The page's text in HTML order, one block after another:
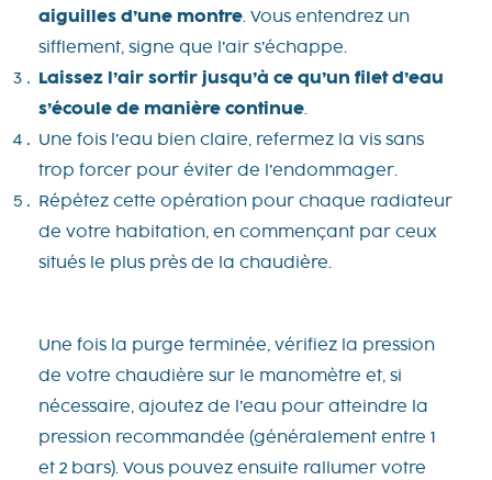
aiguilles d’une montre. Vous entendrez un
sifflement, signe que l’air s’échappe.
Laissez l’air sortir jusqu’à ce qu’un filet d’eau
s’écoule de manière continue.
Une fois l’eau bien claire, refermez la vis sans
trop forcer pour éviter de l’endommager.
Répétez cette opération pour chaque radiateur
de votre habitation, en commençant par ceux
situés le plus près de la chaudière.
Une fois la purge terminée, vérifiez la pression
de votre chaudière sur le manomètre et, si
nécessaire, ajoutez de l’eau pour atteindre la
pression recommandée (généralement entre 1
et 2 bars). Vous pouvez ensuite rallumer votre